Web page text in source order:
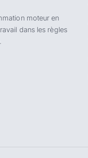
moteur en
dans les règles